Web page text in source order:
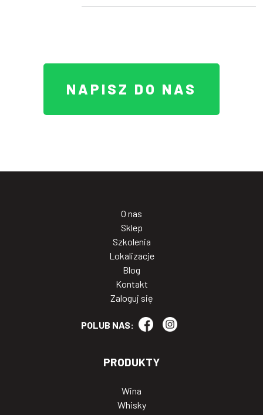
NAPISZ DO NAS
O nas
Sklep
Szkolenia
Lokalizacje
Blog
Kontakt
Zaloguj się
POLUB NAS:
PRODUKTY
Wina
Whisky